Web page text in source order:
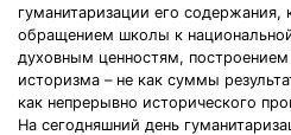
гуманитаризации его содержания,
обращением школы к
духовным ценностям, построением
историзма – не как суммы
как непрерывно исторического
На сегодняшний день